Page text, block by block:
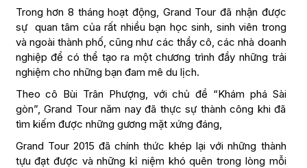
Trong hơn 8 tháng hoạt động, Grand Tour đã nhận được
sự quan tâm của rất nhiều bạn học sinh, sinh viên trong
và ngoài thành phố, cũng như các thầy cô, các nhà doanh
nghiệp để có thể tạo ra một chương trình đầy những trải
nghiệm cho những bạn đam mê du lịch.
Theo cô Bùi Trân Phượng, với chủ đề “Khám phá Sài
gòn”, Grand Tour năm nay đã thực sự thành công khi đã
tìm kiếm được những gương mặt xứng đáng,
Grand Tour 2015 đã chính thức khép lại với những thành
tựu đạt được và những kỉ niệm khó quên trong lòng mỗi